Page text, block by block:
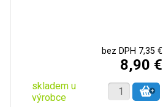
bez DPH 7,35 €
8,90 €
skladem u
výrobce